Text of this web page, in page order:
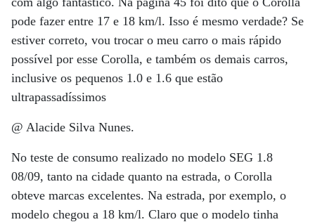
pode fazer entre 17 e 18 km/l. Isso é mesmo verdade? Se
estiver correto, vou trocar o meu carro o mais rápido
possível por esse Corolla, e também os demais carros,
inclusive os pequenos 1.0 e 1.6 que estão
ultrapassadíssimos
@ Alacide Silva Nunes.
No teste de consumo realizado no modelo SEG 1.8
08/09, tanto na cidade quanto na estrada, o Corolla
obteve marcas excelentes. Na estrada, por exemplo, o
modelo chegou a 18 km/l. Claro que o modelo tinha